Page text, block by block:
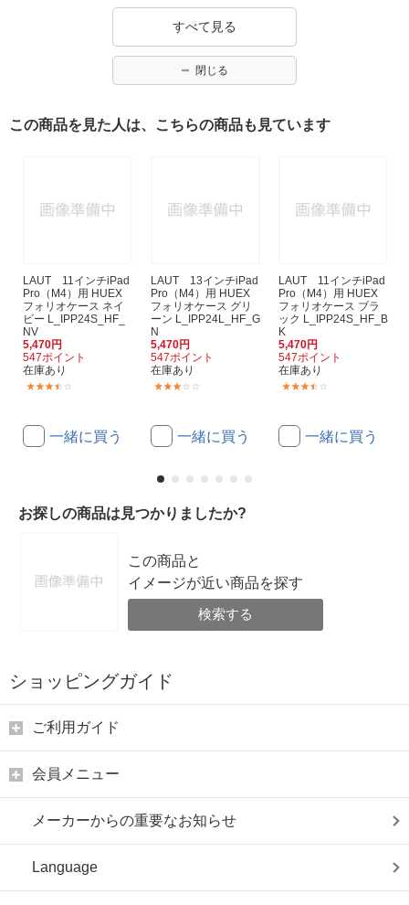
すべて見る
閉じる
この商品を見た人は、こちらの商品も見ています
LAUT 11インチiPad
Pro（M4）用 HUEX
フォリオケース ネイ
ビー L_IPP24S_HF_
NV
5,470円
547ポイント
在庫あり
一緒に買う
LAUT 13インチiPad
Pro（M4）用 HUEX
フォリオケース グリ
ーン L_IPP24L_HF_G
N
5,470円
547ポイント
在庫あり
一緒に買う
LAUT 11インチiPad
Pro（M4）用 HUEX
フォリオケース ブラ
ック L_IPP24S_HF_B
K
5,470円
547ポイント
在庫あり
一緒に買う
お探しの商品は見つかりましたか?
この商品と
イメージが近い商品を探す
検索する
ショッピングガイド
ご利用ガイド
会員メニュー
メーカーからの重要なお知らせ
Language